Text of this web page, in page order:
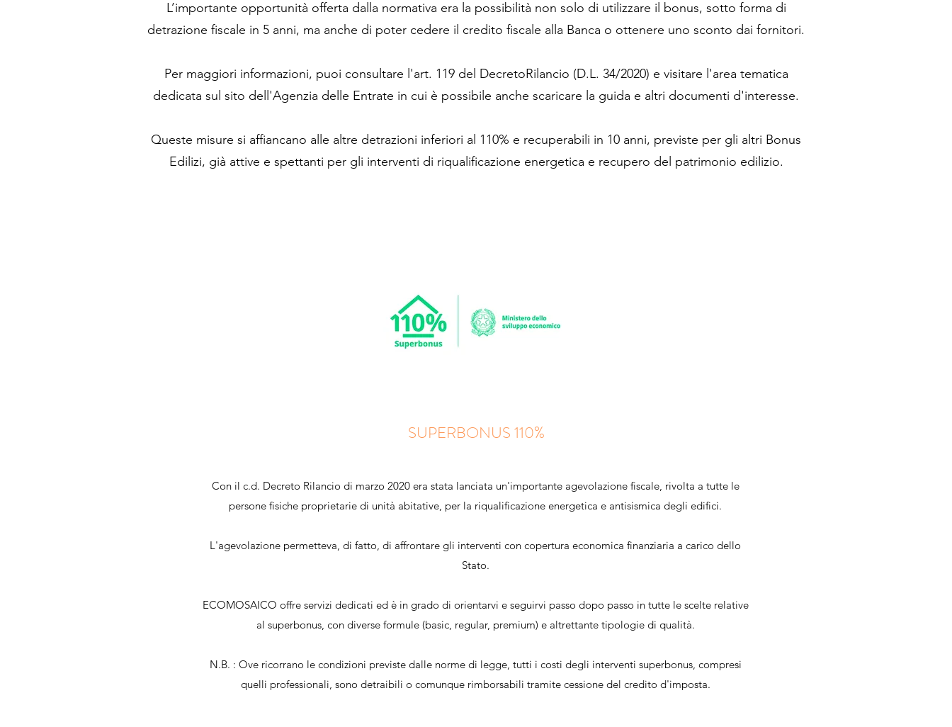
L’importante opportunità offerta dalla normativa era la possibilità non solo di utilizzare il bonus, sotto forma di
detrazione fiscale in 5 anni, ma anche di poter cedere il credito fiscale alla Banca o ottenere uno sconto dai fornitori.
Per maggiori informazioni, puoi consultare l'art. 119 del DecretoRilancio (D.L. 34/2020) e visitare l'area tematica
dedicata sul sito dell'Agenzia delle Entrate in cui è possibile anche scaricare la guida e altri documenti d'interesse.
Queste misure si affiancano alle altre detrazioni inferiori al 110% e recuperabili in 10 anni, previste per gli altri Bonus
Edilizi, già attive e spettanti per gli interventi di riqualificazione energetica e recupero del patrimonio edilizio.
SUPERBONUS 110%
Con il c.d. Decreto Rilancio di marzo 2020 era stata lanciata un'importante agevolazione fiscale, rivolta a tutte le
persone fisiche proprietarie di unità abitative, per la riqualificazione energetica e antisismica degli edifici.
L'agevolazione permetteva, di fatto, di affrontare gli interventi con copertura economica finanziaria a carico dello
Stato.
ECOMOSAICO offre servizi dedicati ed è in grado di orientarvi e seguirvi passo dopo passo in tutte le scelte relative
al superbonus, con diverse formule (basic, regular, premium) e altrettante tipologie di qualità.
N.B. : Ove ricorrano le condizioni previste dalle norme di legge, tutti i costi degli interventi superbonus, compresi
quelli professionali, sono detraibili o comunque rimborsabili tramite cessione del credito d'imposta.